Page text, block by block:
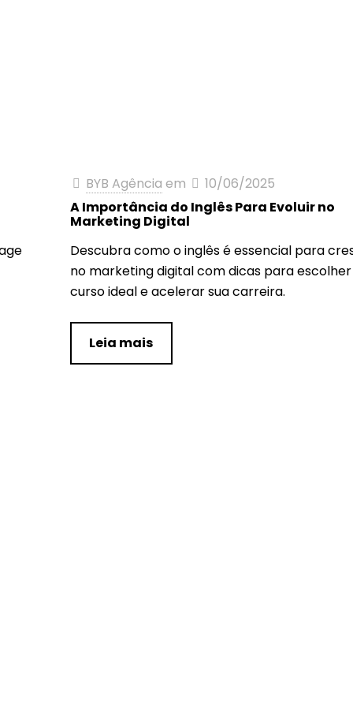
BYB Agência em
10/06/2025
A Importância do Inglês Para Evoluir no
Marketing Digital
Descubra como o inglês é essencial para
no marketing digital com dicas para
curso ideal e acelerar sua carreira.
Leia mais